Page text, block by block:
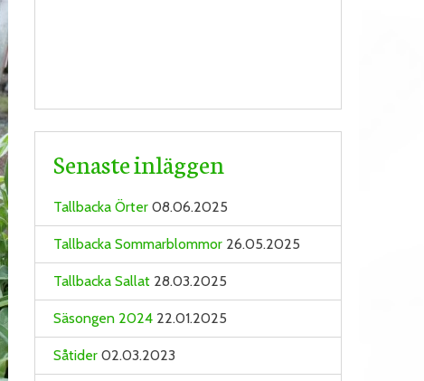
Senaste inläggen
Tallbacka Örter 08.06.2025
Tallbacka Sommarblommor 26.05.2025
Tallbacka Sallat 28.03.2025
Säsongen 2024 22.01.2025
Såtider 02.03.2023